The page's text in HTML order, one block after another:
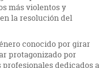
más violentos y
la resolución del
conocido por girar
protagonizado por
dedicados a